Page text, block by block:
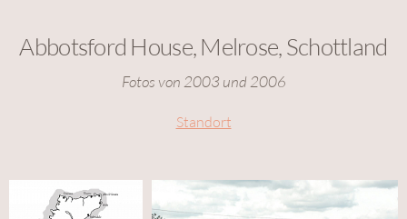
Abbotsford House, Melrose, Schottland
Fotos von 2003 und 2006
Standort